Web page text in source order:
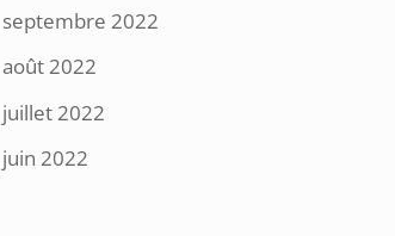
septembre 2022
août 2022
juillet 2022
juin 2022